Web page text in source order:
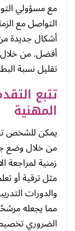
مع مسؤولي
التواصل مع
أشكال جديدة
أفضل. من
تقليل نسبة
تتبع
المهنية
يمكن للشخص
من خلال وضع
زمنية لمراجعة
مثل ترقية أو
والدورات
مما يجعله
الضروري